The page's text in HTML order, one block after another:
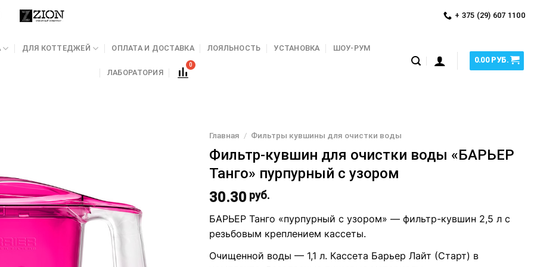
+ 375 (29) 607 1100
ДЛЯ КОТТЕДЖЕЙ ОПЛАТА И ДОСТАВКА ЛОЯЛЬНОСТЬ УСТАНОВКА ШОУ-РУМ
ЛАБОРАТОРИЯ
0.00РУБ.
Главная / Фильтры кувшины для очистки воды
Фильтр-кувшин для очистки воды «БАРЬЕР
Танго» пурпурный с узором
30.30 руб.
БАРЬЕР Танго «пурпурный с узором» — фильтр-кувшин 2,5 л с
резьбовым креплением кассеты.
Очищенной воды — 1,1 л. Кассета Барьер Лайт (Старт) в